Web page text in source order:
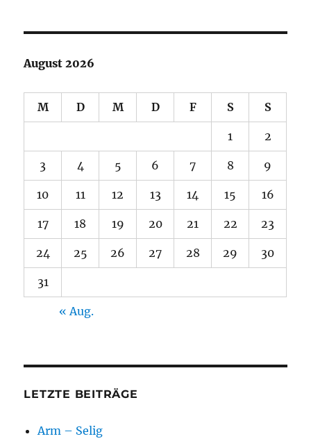
August 2026
M D M D F S S
1 2
3 4 5 6 7 8 9
10 11 12 13 14 15 16
17 18 19 20 21 22 23
24 25 26 27 28 29 30
31
« Aug.
LETZTE BEITRÄGE
Arm – Selig